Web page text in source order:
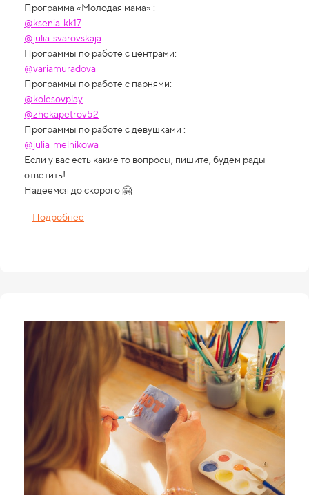
Программа «Молодая мама» :
@ksenia_kk17
@julia_svarovskaja
Программы по работе с центрами:
@variamuradova
Программы по работе с парнями:
@kolesovplay
@zhekapetrov52
Программы по работе с девушками :
@julia_melnikowa
Если у вас есть какие то вопросы, пишите, будем рады
ответить!
Надеемся до скорого 🤗
Подробнее